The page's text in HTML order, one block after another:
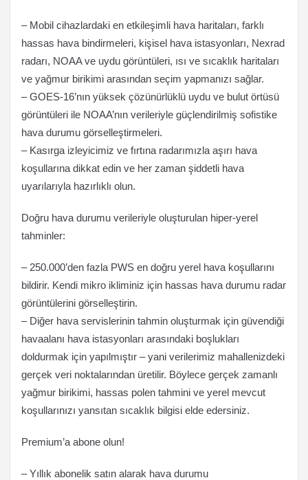
– Mobil cihazlardaki en etkileşimli hava haritaları, farklı
hassas hava bindirmeleri, kişisel hava istasyonları, Nexrad
radarı, NOAA ve uydu görüntüleri, ısı ve sıcaklık haritaları
ve yağmur birikimi arasından seçim yapmanızı sağlar.
– GOES-16’nın yüksek çözünürlüklü uydu ve bulut örtüsü
görüntüleri ile NOAA’nın verileriyle güçlendirilmiş sofistike
hava durumu görselleştirmeleri.
– Kasırga izleyicimiz ve fırtına radarımızla aşırı hava
koşullarına dikkat edin ve her zaman şiddetli hava
uyarılarıyla hazırlıklı olun.
Doğru hava durumu verileriyle oluşturulan hiper-yerel
tahminler:
– 250.000’den fazla PWS en doğru yerel hava koşullarını
bildirir. Kendi mikro ikliminiz için hassas hava durumu radar
görüntülerini görselleştirin.
– Diğer hava servislerinin tahmin oluşturmak için güvendiği
havaalanı hava istasyonları arasındaki boşlukları
doldurmak için yapılmıştır – yani verilerimiz mahallenizdeki
gerçek veri noktalarından üretilir. Böylece gerçek zamanlı
yağmur birikimi, hassas polen tahmini ve yerel mevcut
koşullarınızı yansıtan sıcaklık bilgisi elde edersiniz.
Premium’a abone olun!
– Yıllık abonelik satın alarak hava durumu